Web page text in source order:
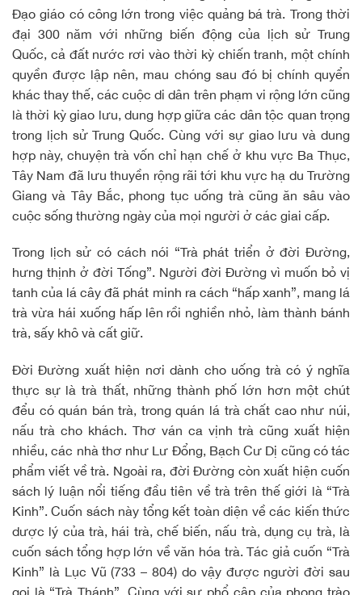
Đạo giáo có công lớn trong việc quảng bá trà. Trong thời
đại 300 năm với những biến động của lịch sử Trung
Quốc, cả đất nước rơi vào thời kỳ chiến tranh, một chính
quyền được lập nên, mau chóng sau đó bị chính quyển
khác thay thế, các cuộc di dân trên phạm vi rộng lớn cũng
là thời kỳ giao lưu, dung hợp giữa các dân tộc quan trọng
trong lịch sử Trung Quốc. Cùng với sự giao lưu và dung
hợp này, chuyện trà vốn chỉ hạn chế ở khu vực Ba Thục,
Tây Nam đã lưu thuyền rộng rãi tới khu vực hạ du Trường
Giang và Tây Bắc, phong tục uống trà cũng ăn sâu vào
cuộc sống thường ngày của mọi người ở các giai cấp.
Trong lịch sử có cách nói “Trà phát triển ở đời Đường,
hưng thịnh ở đời Tống”. Người đời Đường vì muốn bỏ vị
tanh của lá cây đã phát minh ra cách “hấp xanh”, mang lá
trà vừa hái xuống hấp lên rồi nghiền nhỏ, làm thành bánh
trà, sấy khô và cất giữ.
Đời Đường xuất hiện nơi dành cho uống trà có ý nghĩa
thực sự là trà thất, những thành phố lớn hơn một chút
đểu có quán bán trà, trong quán lá trà chất cao như núi,
nấu trà cho khách. Thơ ván ca vịnh trà cũng xuất hiện
nhiều, các nhà thơ như Lư Đổng, Bạch Cư Dị cũng có tác
phẩm viết về trà. Ngoài ra, đời Đường còn xuất hiện cuốn
sách lý luận nổi tiếng đầu tiên về trà trên thế giới là “Trà
Kinh”. Cuốn sách này tổng kết toàn diện về các kiến thức
dược lý của trà, hái trà, chế biến, nấu trà, dụng cụ trà, là
cuốn sách tổng hợp lớn về văn hóa trà. Tác giả cuốn “Trà
Kinh” là Lục Vũ (733 – 804) do vậy được người đời sau
gọi là “Trà Thánh”. Cùng với sự phổ cập của phong trào